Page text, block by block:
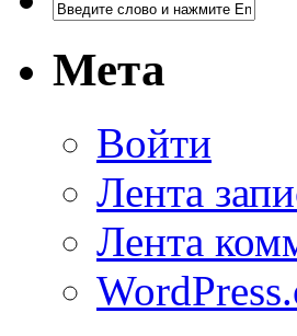
Мета
Войти
Лента
Лента